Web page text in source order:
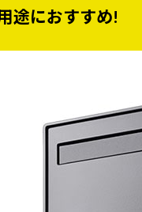
途におすすめ!